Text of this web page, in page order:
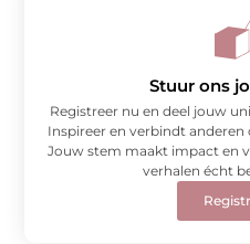
Stuur ons
Registreer nu en deel jouw
Inspireer en verbindt
Jouw stem maakt impact en
verhalen écht